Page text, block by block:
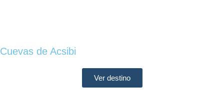
Cuevas de Acsibi
Ver destino